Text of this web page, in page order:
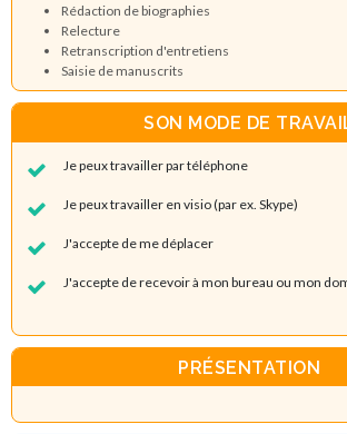
Rédaction de biographies
Relecture
Retranscription d'entretiens
Saisie de manuscrits
SON MODE DE
Je peux travailler par téléphone
Je peux travailler en visio (par ex. Skype)
J'accepte de me déplacer
J'accepte de recevoir à mon bureau ou mon
PRÉSENTATION